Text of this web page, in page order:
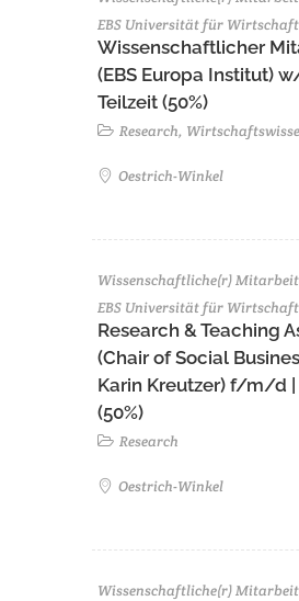
EBS Universität für
Wissenschaftlicher
(EBS Europa Institut)
Teilzeit (50%)
Research,
Oestrich-Winkel
Wissenschaftliche(r)
EBS Universität für
Research & Teaching
(Chair of Social
Karin Kreutzer) f/m/d
(50%)
Research
Oestrich-Winkel
Wissenschaftliche(r)